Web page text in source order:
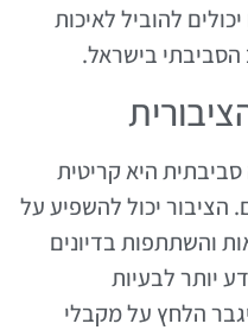
להוביל לאיכות
הסביבתי בישראל.
היא קריטית
יכול להשפיע על
והשתתפות בדיונים
יותר לבעיות
הלחץ על מקבלי